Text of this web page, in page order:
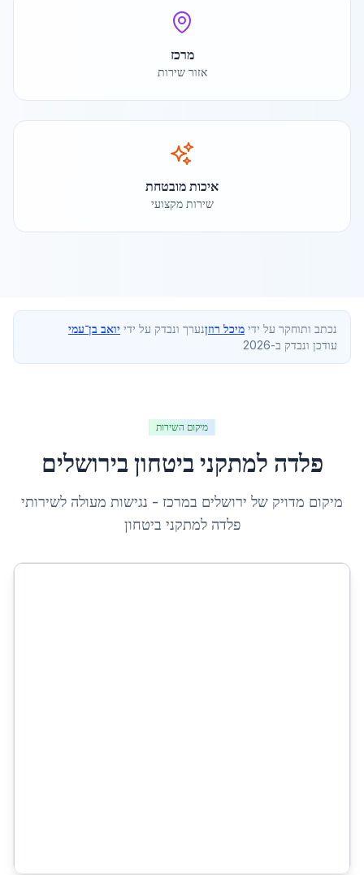
מרכז
אזור שירות
איכות מובטחת
שירות מקצועי
נכתב ותוחקר על ידי מיכל רוזןנערך ונבדק על ידי יואב בן־עמי
עודכן ונבדק ב-2026
מיקום השירות
פלדה למתקני ביטחוןבירושלים
מיקום מדויק של ירושלים במרכז - נגישות מעולה לשירותי
פלדה למתקני ביטחון